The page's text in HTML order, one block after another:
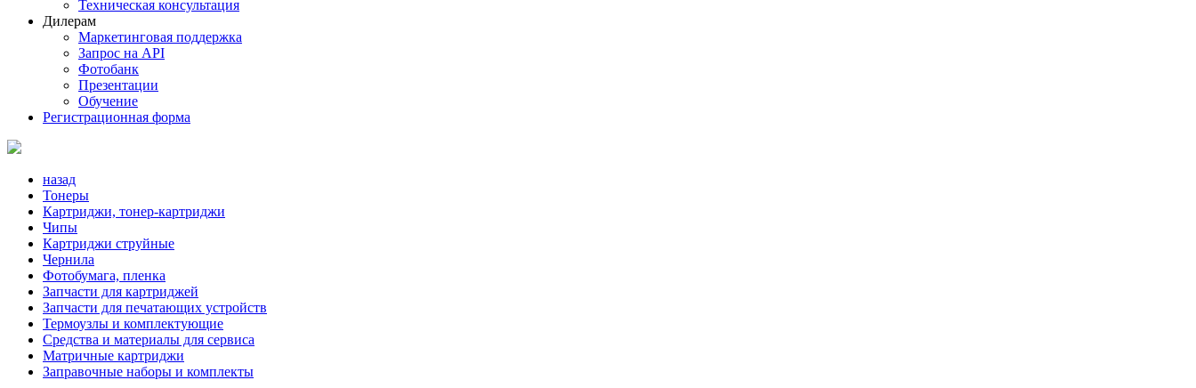
Техническая консультация
Дилерам
Маркетинговая поддержка
Запрос на API
Фотобанк
Презентации
Обучение
Регистрационная форма
назад
Тонеры
Картриджи, тонер-картриджи
Чипы
Картриджи струйные
Чернила
Фотобумага, пленка
Запчасти для картриджей
Запчасти для печатающих устройств
Термоузлы и комплектующие
Средства и материалы для сервиса
Матричные картриджи
Заправочные наборы и комплекты